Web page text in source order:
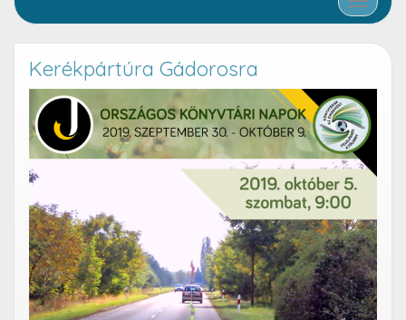
Kerékpártúra Gádorosra